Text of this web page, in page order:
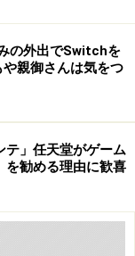
の外出でSwitchを
親御さんは気をつ
テ」任天堂がゲーム
を勧める理由に歓喜